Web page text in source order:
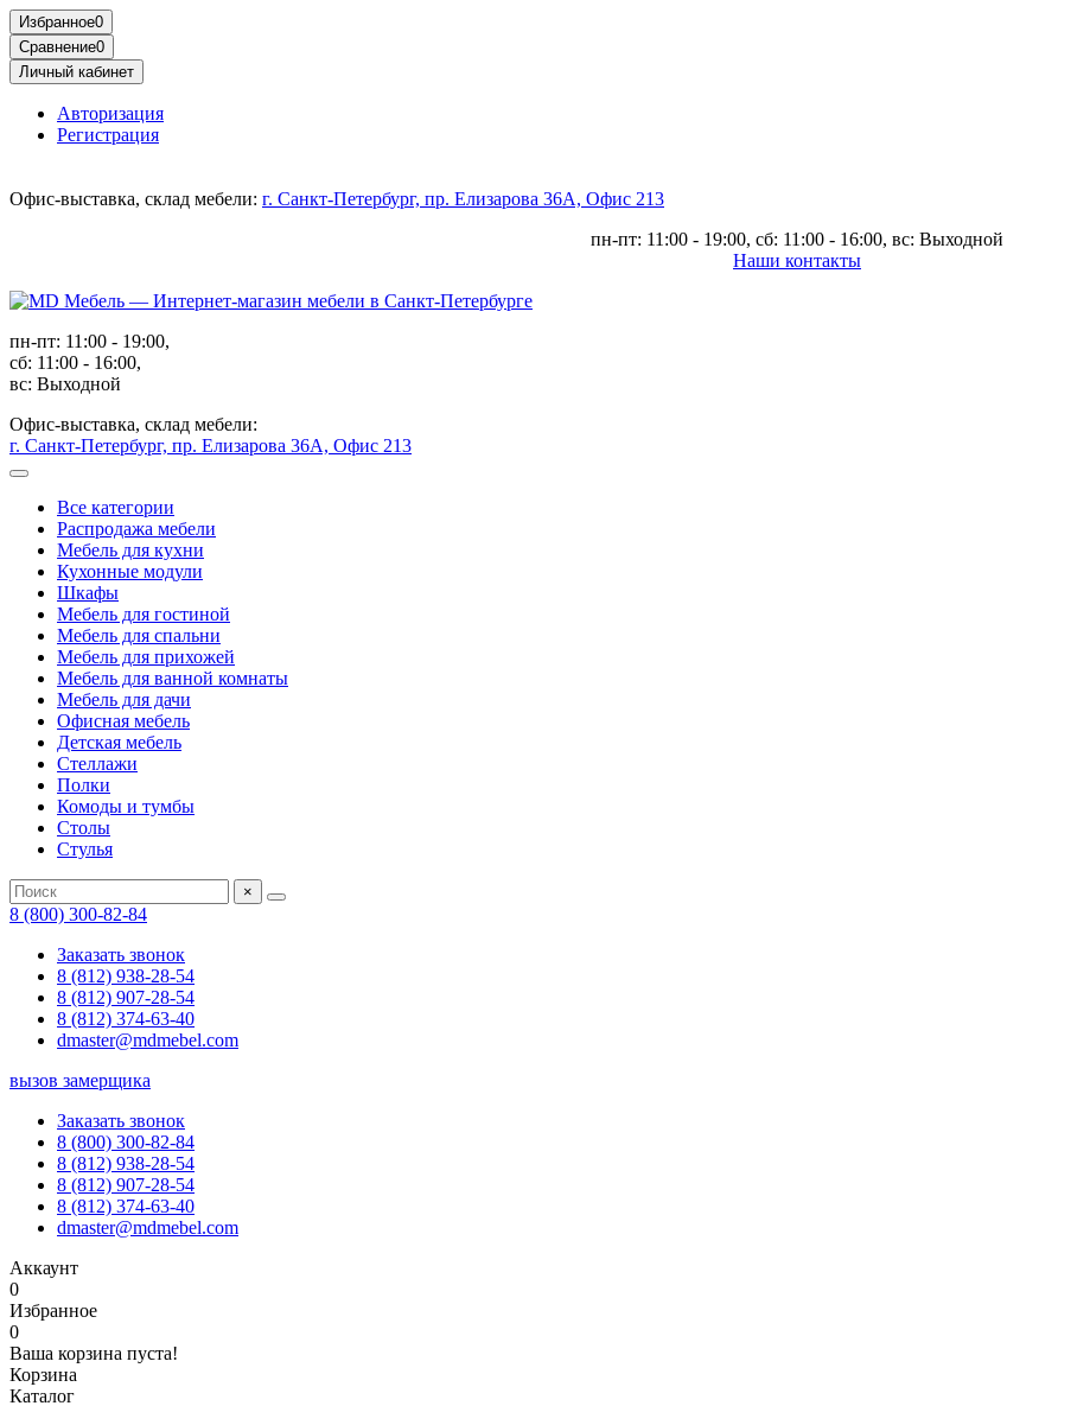
Избранное0
Сравнение0
Личный кабинет
Авторизация
Регистрация
Офис-выставка, склад мебели: г. Санкт-Петербург, пр. Елизарова 36А, Офис 213
пн-пт: 11:00 - 19:00, сб: 11:00 - 16:00, вс: Выходной
Наши контакты
пн-пт: 11:00 - 19:00,
сб: 11:00 - 16:00,
вс: Выходной
Офис-выставка, склад мебели:
г. Санкт-Петербург, пр. Елизарова 36А, Офис 213
Все категории
Распродажа мебели
Мебель для кухни
Кухонные модули
Шкафы
Мебель для гостиной
Мебель для спальни
Мебель для прихожей
Мебель для ванной комнаты
Мебель для дачи
Офисная мебель
Детская мебель
Стеллажи
Полки
Комоды и тумбы
Столы
Стулья
×
8 (800) 300-82-84
Заказать звонок
8 (812) 938-28-54
8 (812) 907-28-54
8 (812) 374-63-40
dmaster@mdmebel.com
вызов замерщика
Заказать звонок
8 (800) 300-82-84
8 (812) 938-28-54
8 (812) 907-28-54
8 (812) 374-63-40
dmaster@mdmebel.com
Аккаунт
0
Избранное
0
Ваша корзина пуста!
Корзина
Каталог